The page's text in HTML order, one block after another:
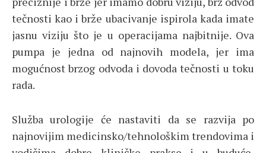
tečnosti kao i brže ubacivanje ispirola kada imate
jasnu viziju što je u operacijama najbitnije. Ova
pumpa je jedna od najnovih modela, jer ima
mogućnost brzog odvoda i dovoda tečnosti u toku
rada.
Služba urologije će nastaviti da se razvija po
najnovijim medicinsko/tehnološkim trendovima i